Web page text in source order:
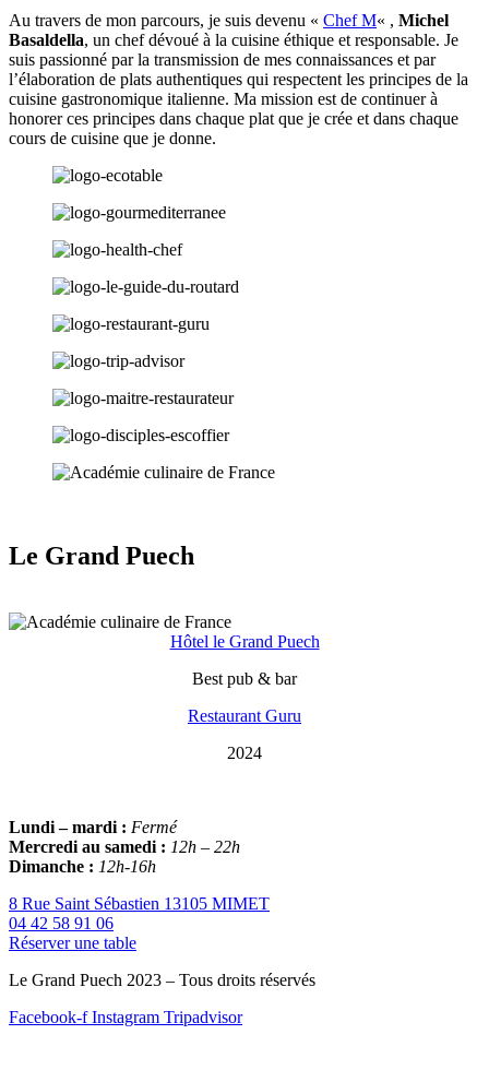
Au travers de mon parcours, je suis devenu « Chef M« , Michel
Basaldella, un chef dévoué à la cuisine éthique et responsable. Je
suis passionné par la transmission de mes connaissances et par
l’élaboration de plats authentiques qui respectent les principes de la
cuisine gastronomique italienne. Ma mission est de continuer à
honorer ces principes dans chaque plat que je crée et dans chaque
cours de cuisine que je donne.
Le Grand Puech
Hôtel le Grand Puech
Best pub & bar
Restaurant Guru
2024
Lundi – mardi : Fermé
Mercredi au samedi : 12h – 22h
Dimanche : 12h-16h
8 Rue Saint Sébastien 13105 MIMET
04 42 58 91 06
Réserver une table
Le Grand Puech 2023 – Tous droits réservés
Facebook-f Instagram Tripadvisor